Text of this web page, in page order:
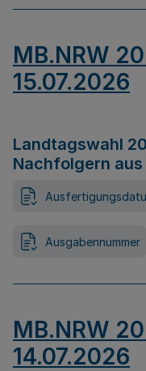
MB.NRW
15.07.2026
Landtagswahl
Nachfolgern
Ausgabennummer
MB.NRW
14.07.2026